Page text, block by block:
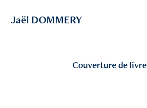
Jaël DOMMERY
Couverture de livre